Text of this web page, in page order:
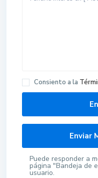
Consiento a la
Puede responder a
página "Bandeja de
usuario.